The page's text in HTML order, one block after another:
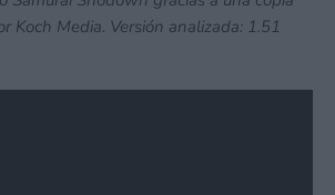
Koch Media. Versión analizada: 1.51